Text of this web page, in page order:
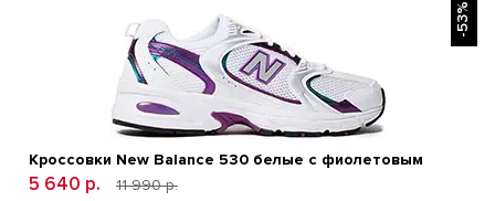
-53%
Кроссовки New Balance 530 белые с фиолетовым
5 640 р.
11 990 р.